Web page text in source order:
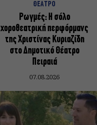
ΘΕΑΤΡΟ
Ρωγμές: Η σόλο
χοροθεατρική περφόρμανς
της Χριστίνας Κυριαζίδη
στο Δημοτικό Θέατρο
Πειραιά
07.08.2026